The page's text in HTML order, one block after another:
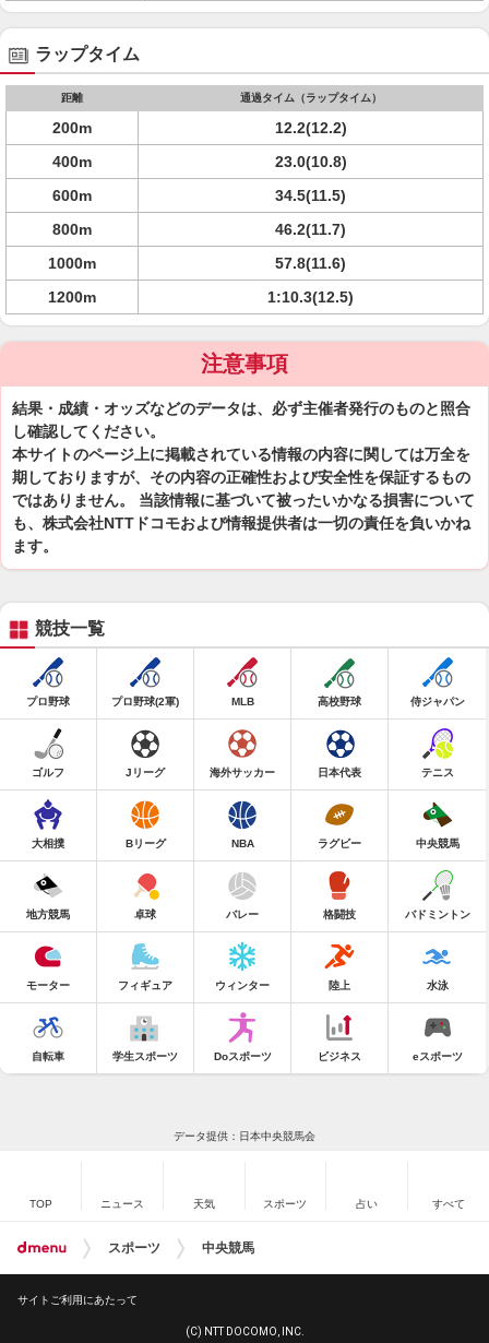
ラップタイム
距離 通過タイム（ラップタイム）
200m
12.2(12.2)
400m
23.0(10.8)
600m
34.5(11.5)
800m
46.2(11.7)
1000m
57.8(11.6)
1200m
1:10.3(12.5)
注意事項
結果・成績・オッズなどのデータは、必ず主催者発行のものと照合
し確認してください。
本サイトのページ上に掲載されている情報の内容に関しては万全を
期しておりますが、その内容の正確性および安全性を保証するもの
ではありません。 当該情報に基づいて被ったいかなる損害について
も、株式会社NTTドコモおよび情報提供者は一切の責任を負いかね
ます。
競技一覧
プロ野球 プロ野球(2軍) MLB 高校野球 侍ジャパン
ゴルフ Jリーグ 海外サッカー 日本代表 テニス
大相撲 Bリーグ NBA ラグビー 中央競馬
地方競馬 卓球 バレー 格闘技 バドミントン
モーター フィギュア ウィンター 陸上 水泳
自転車 学生スポーツ Doスポーツ ビジネス eスポーツ
データ提供：日本中央競馬会
TOP ニュース 天気 スポーツ 占い すべて
スポーツ 中央競馬
サイトご利用にあたって
(C) NTT DOCOMO, INC.